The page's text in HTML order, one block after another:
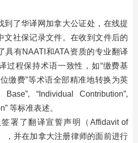
到了华译网加拿大公证处，在线提
文社保记录文件。在收到文件后的
具有NAATI和ATA资质的专业翻译
过程保持术语一致性，如“缴费基
位缴费”等术语全部精准地转换为英
“Individual Contribution”,
等标准表述。
署了翻译宣誓声明（Affidavit of
，并在加拿大注册律师的面前进行